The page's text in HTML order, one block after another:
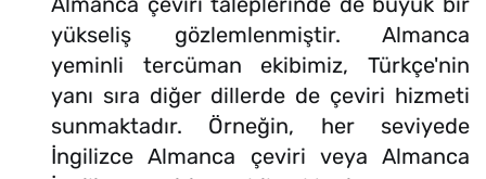
yükseliş gözlemlenmiştir. Almanca
yeminli tercüman ekibimiz, Türkçe'nin
yanı sıra diğer dillerde de çeviri hizmeti
sunmaktadır. Örneğin, her seviyede
İngilizce Almanca çeviri veya Almanca